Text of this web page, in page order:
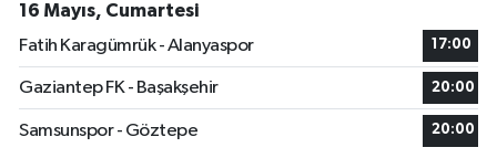
16 Mayıs, Cumartesi
Fatih Karagümrük - Alanyaspor
17:00
Gaziantep FK - Başakşehir 20:00
Samsunspor - Göztepe 20:00